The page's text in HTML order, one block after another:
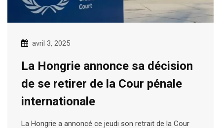
avril 3, 2025
La Hongrie annonce sa décision
de se retirer de la Cour pénale
internationale
La Hongrie a annoncé ce jeudi son retrait de la Cour